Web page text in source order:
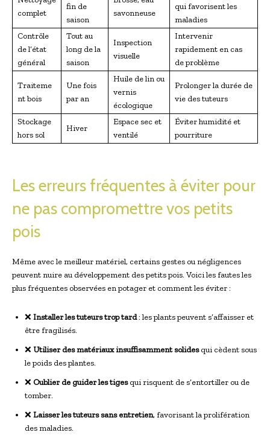
complet
fin de
saison
savonneuse
qui favorisent les
maladies
Contrôle
de l’état
général
Tout au
long de la
saison
Inspection
visuelle
Intervenir
rapidement en cas
de problème
Traiteme
nt bois
Une fois
par an
Huile de lin ou
vernis
écologique
Prolonger la durée de
vie des tuteurs
Stockage
hors sol
Hiver
Espace sec et
ventilé
Éviter humidité et
pourriture
Les erreurs fréquentes à éviter pour
ne pas compromettre vos petits
pois
Même avec le meilleur matériel, certains gestes ou négligences
peuvent nuire au développement des petits pois. Voici les fautes les
plus fréquentes observées en potager et comment les éviter :
❌ Installer les tuteurs trop tard: les plants peuvent s’affaisser et
être fragilisés.
❌ Utiliser des matériaux insuffisamment solidesqui cèdent sous
le poids des plantes.
❌ Oublier de guider les tigesqui risquent de s’entortiller ou de
tomber.
❌ Laisser les tuteurs sans entretien, favorisant la prolifération
des maladies.